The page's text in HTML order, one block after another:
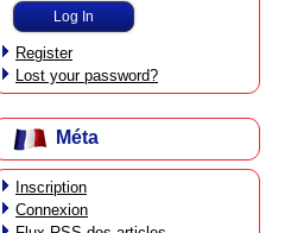
Register
Lost your password?
Méta
Inscription
Connexion